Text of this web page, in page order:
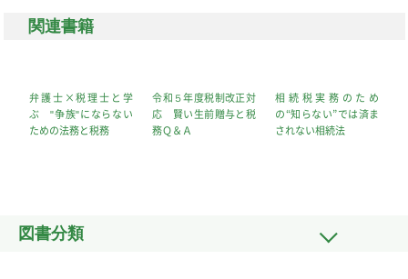
関連書籍
弁護士×税理士と学
ぶ "争族"にならない
ための法務と税務
令和５年度税制改正対
応 賢い生前贈与と税
務Ｑ＆Ａ
相続税実務のため
の“知らない”では済ま
されない相続法
図書分類